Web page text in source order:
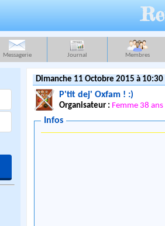
Messagerie Journal Membres
Dimanche 11 Octobre 2015 à 10:30
P'tit dej' Oxfam ! :)
Organisateur : Femme 38 ans
Infos